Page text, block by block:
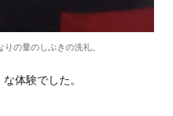
の量のしぶきの洗礼。
体験でした。